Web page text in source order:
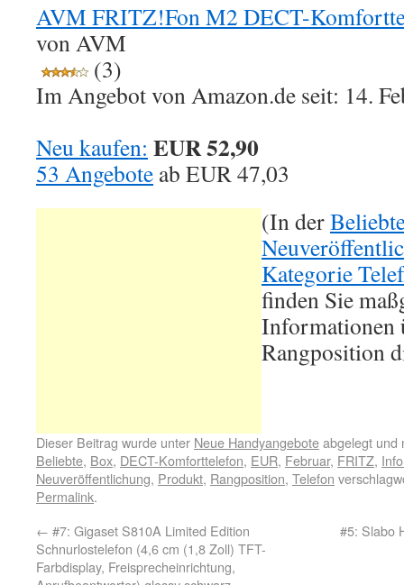
AVM FRITZ!Fon M2 DECT-
von AVM
(3)
Im Angebot von Amazon.de seit: 14.
Neu kaufen: EUR 52,90
53 Angebote ab EUR 47,03
(In der
Kategorie
finden Sie
Informationen
Rangposition
Dieser Beitrag wurde unter Neue Handyangeboteabgelegt und
Beliebte, Box, DECT-Komforttelefon, EUR, Februar, FRITZ,
Neuveröffentlichung, Produkt, Rangposition, Telefon
Permalink.
← #7: Gigaset S810A Limited Edition
Schnurlostelefon (4,6 cm (1,8 Zoll) TFT-
Farbdisplay, Freisprecheinrichtung,
#5: Slabo